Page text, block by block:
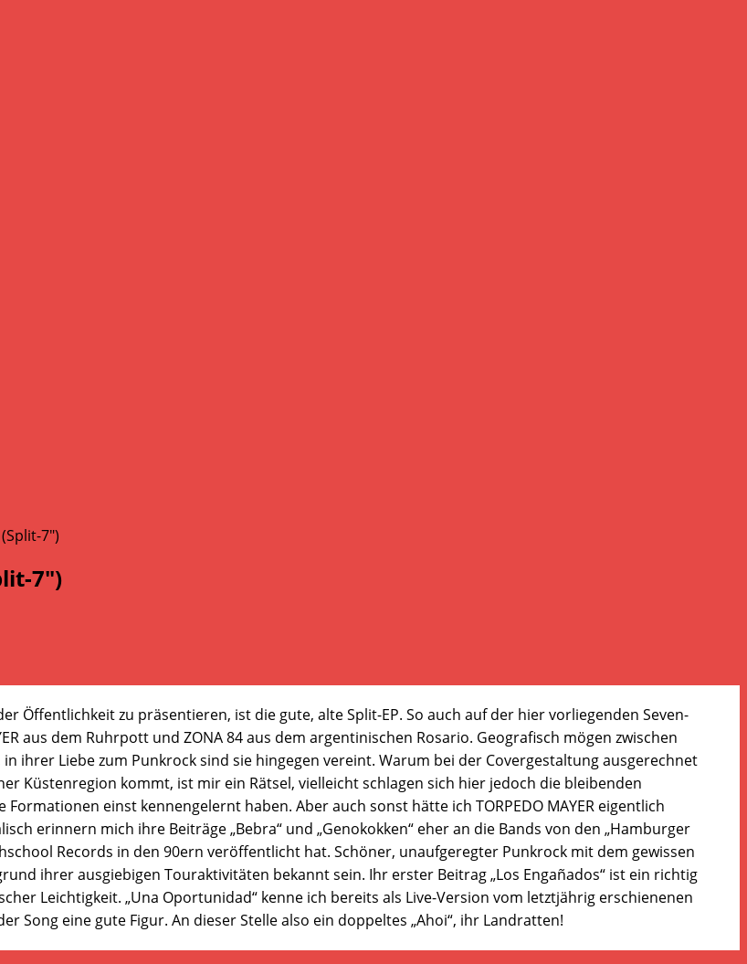
7″)
Öffentlichkeit zu präsentieren, ist die gute, alte Split-EP. So auch auf der hier vorliegenden Seven-
aus dem Ruhrpott und ZONA 84 aus dem argentinischen Rosario. Geografisch mögen zwischen
ihrer Liebe zum Punkrock sind sie hingegen vereint. Warum bei der Covergestaltung ausgerechnet
Küstenregion kommt, ist mir ein Rätsel, vielleicht schlagen sich hier jedoch die bleibenden
einst kennengelernt haben. Aber auch sonst hätte ich TORPEDO MAYER eigentlich
erinnern mich ihre Beiträge „Bebra“ und „Genokokken“ eher an die Bands von den „Hamburger
Records in den 90ern veröffentlicht hat. Schöner, unaufgeregter Punkrock mit dem gewissen
ihrer ausgiebigen Touraktivitäten bekannt sein. Ihr erster Beitrag „Los Engañados“ ist ein richtig
Leichtigkeit. „Una Oportunidad“ kenne ich bereits als Live-Version vom letztjährig erschienenen
Song eine gute Figur. An dieser Stelle also ein doppeltes „Ahoi“, ihr Landratten!